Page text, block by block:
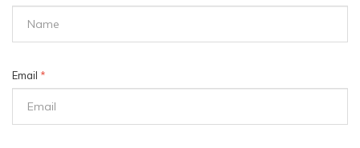
Email *